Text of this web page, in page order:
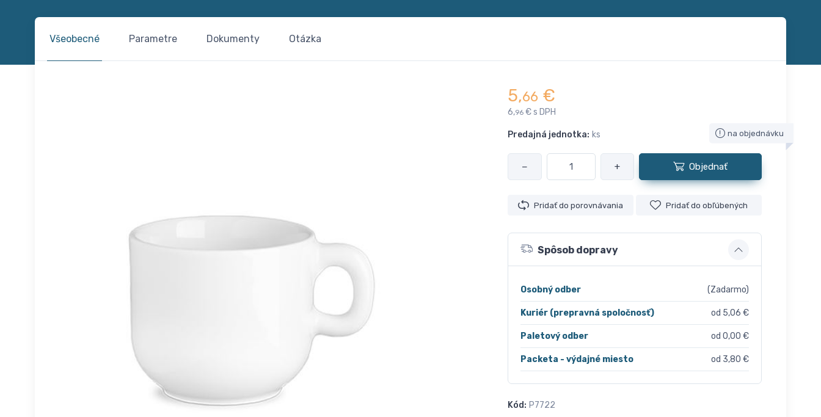
Všeobecné Parametre Dokumenty Otázka
5,66 €
6,96 € s DPH
Predajná jednotka: ks na objednávku
− + Objednať
Pridať do porovnávania Pridať do obľúbených
Spôsob dopravy
Osobný odber (Zadarmo)
Kuriér (prepravná spoločnosť) od 5,06 €
Paletový odber od 0,00 €
Packeta - výdajné miesto od 3,80 €
Kód: P7722